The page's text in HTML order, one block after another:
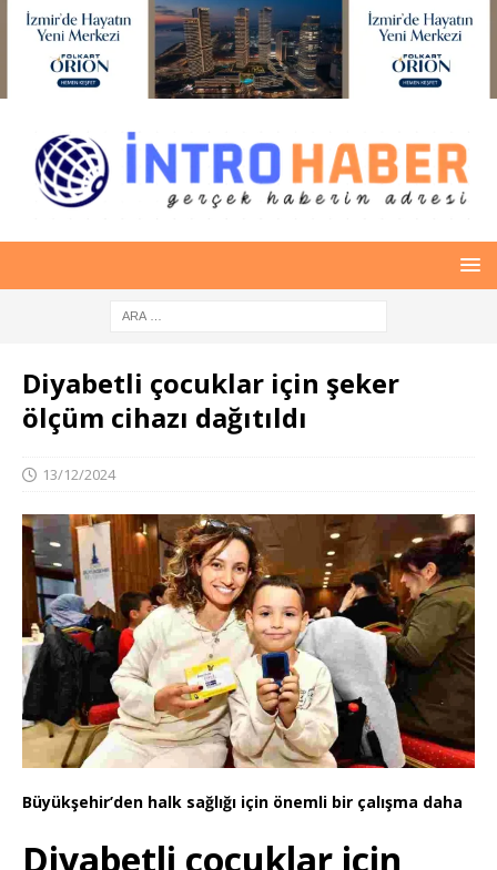
Diyabetli çocuklar için şeker
ölçüm cihazı dağıtıldı
13/12/2024
Büyükşehir’den halk sağlığı için önemli bir çalışma daha
Diyabetli çocuklar için